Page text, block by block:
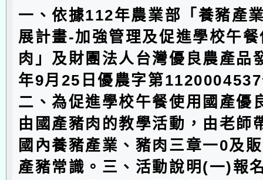
一、依據112年農業部「養豬產
展計畫-加強管理及促進學校午
肉」及財團法人台灣優良農產品
年9月25日優農字第
二、為促進學校午餐使用國產優
由國產豬肉的教學活動，由老師
國內養豬產業、豬肉三章一0及
產豬常識。三、活動說明(一)報